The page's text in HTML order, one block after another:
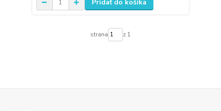
Pridať do košíka
strana z 1